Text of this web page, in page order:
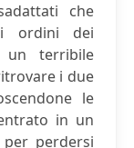
che
ordini dei
un terribile
i due
le
in un
perdersi